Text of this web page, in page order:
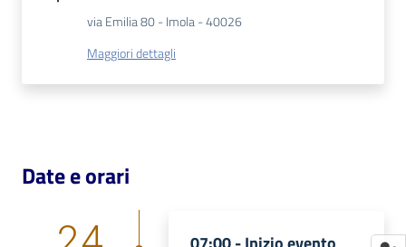
bibliotecario
Avvisi
via Emilia 80 - Imola - 40026
Maggiori dettagli
Date e orari